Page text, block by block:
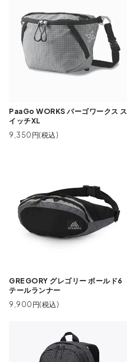
PaaGo WORKS パーゴワークス ス
イッチXL
9,350円(税込)
GREGORY グレゴリー ボールド6
テールランナー
9,900円(税込)